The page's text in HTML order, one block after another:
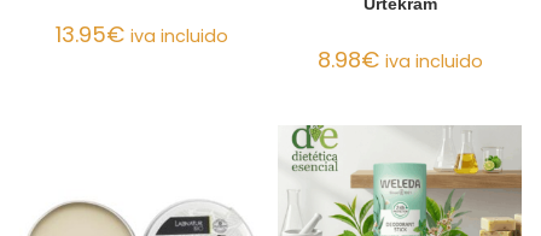
13.95€ iva incluido
Urtekram
8.98€ iva incluido